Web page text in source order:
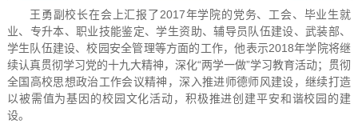
王勇副校长在会上汇报了2017年学院的党务、工会、毕业生就
业、专升本、职业技能鉴定、学生资助、辅导员队伍建设、武装部、
学生队伍建设、校园安全管理等方面的工作，他表示2018年学院将继
续认真贯彻学习党的十九大精神，深化“两学一做”学习教育活动；贯彻
全国高校思想政治工作会议精神，深入推进师德师风建设，继续打造
以被需值为基因的校园文化活动，积极推进创建平安和谐校园的建
设。